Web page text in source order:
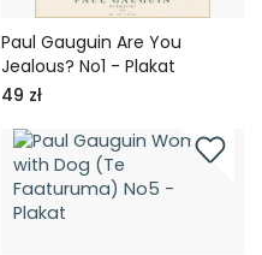
Paul Gauguin Are You
Jealous? No1 - Plakat
49 zł